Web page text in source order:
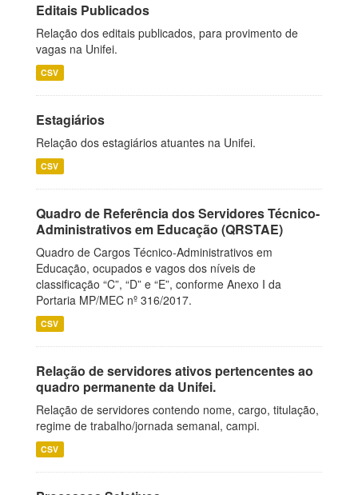
Editais Publicados
Relação dos editais publicados, para provimento de
vagas na Unifei.
CSV
Estagiários
Relação dos estagiários atuantes na Unifei.
CSV
Quadro de Referência dos Servidores Técnico-
Administrativos em Educação (QRSTAE)
Quadro de Cargos Técnico-Administrativos em
Educação, ocupados e vagos dos níveis de
classificação “C”, “D” e “E”, conforme Anexo I da
Portaria MP/MEC nº 316/2017.
CSV
Relação de servidores ativos pertencentes ao
quadro permanente da Unifei.
Relação de servidores contendo nome, cargo, titulação,
regime de trabalho/jornada semanal, campi.
CSV